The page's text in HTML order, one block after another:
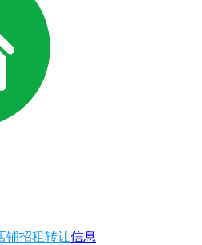
铺招租转让信息